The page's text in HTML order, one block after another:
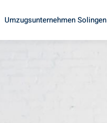
Umzugsunternehmen Solingen